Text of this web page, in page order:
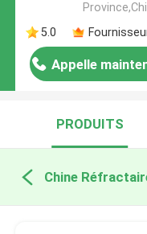
5.0
Appelle
PRODUITS
Chine